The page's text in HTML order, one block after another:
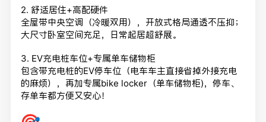
2. 舒适居住+高配硬件
全屋带中央空调（冷暖双用），开放式格局通透不压抑；
大尺寸卧室空间充足，日常起居超舒展。
3. EV充电桩车位+专属单车储物柜
包含带充电桩的EV停车位（电车车主直接省掉外接充电
的麻烦），再加专属bike locker（单车储物柜)，停车、
存单车都方便又安心！